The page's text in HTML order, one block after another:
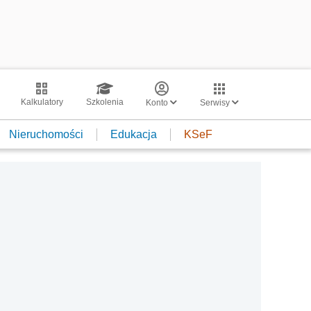
Kalkulatory Szkolenia Konto Serwisy
Nieruchomości Edukacja KSeF